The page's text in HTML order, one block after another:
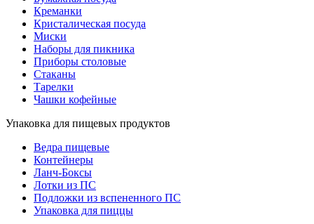
Креманки
Кристалическая посуда
Миски
Наборы для пикника
Приборы столовые
Стаканы
Тарелки
Чашки кофейные
Упаковка для пищевых продуктов
Ведра пищевые
Контейнеры
Ланч-Боксы
Лотки из ПС
Подложки из вспененного ПС
Упаковка для пиццы